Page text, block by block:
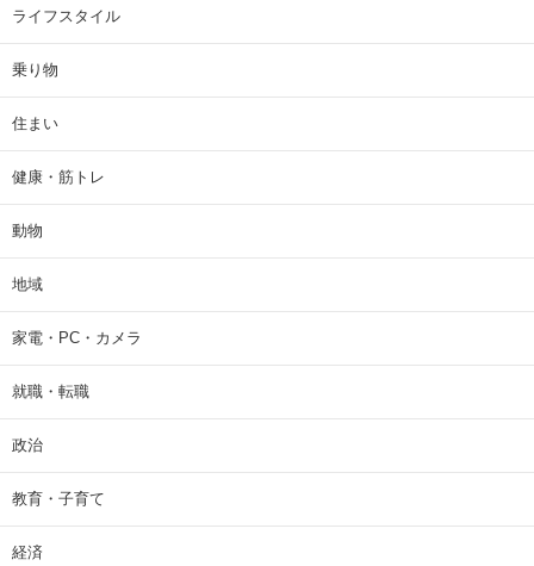
ライフスタイル
乗り物
住まい
健康・筋トレ
動物
地域
家電・PC・カメラ
就職・転職
政治
教育・子育て
経済